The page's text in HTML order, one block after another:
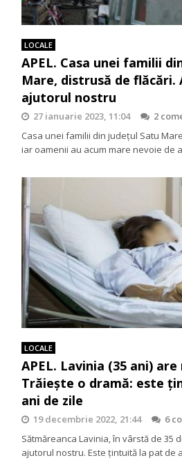
LOCALE
APEL. Casa unei familii
Mare, distrusă de flăcări.
ajutorul nostru
27 ianuarie 2023, 11:04
2
Casa unei familii din județul Satu
iar oamenii au acum mare nevoie de
LOCALE
APEL. Lavinia (35 ani)
Trăiește o dramă: este
ani de zile
19 decembrie 2022, 21:44
6
Sătmăreanca Lavinia, în vârstă de 35
ajutorul nostru. Este țintuită la pat de